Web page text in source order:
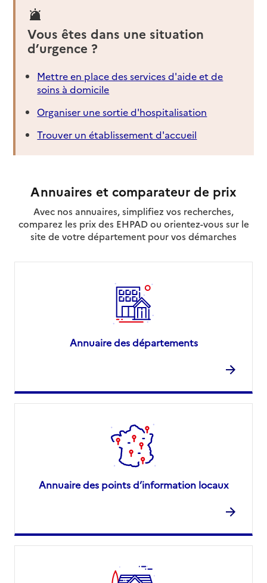
Vous êtes dans une situation
d’urgence ?
Mettre en place des services d'aide et de
soins à domicile
Organiser une sortie d'hospitalisation
Trouver un établissement d'accueil
Annuaires et comparateur de prix
Avec nos annuaires, simplifiez vos recherches,
comparez les prix des EHPAD ou orientez-vous sur le
site de votre département pour vos démarches
Annuaire des départements
Annuaire des points d’information locaux